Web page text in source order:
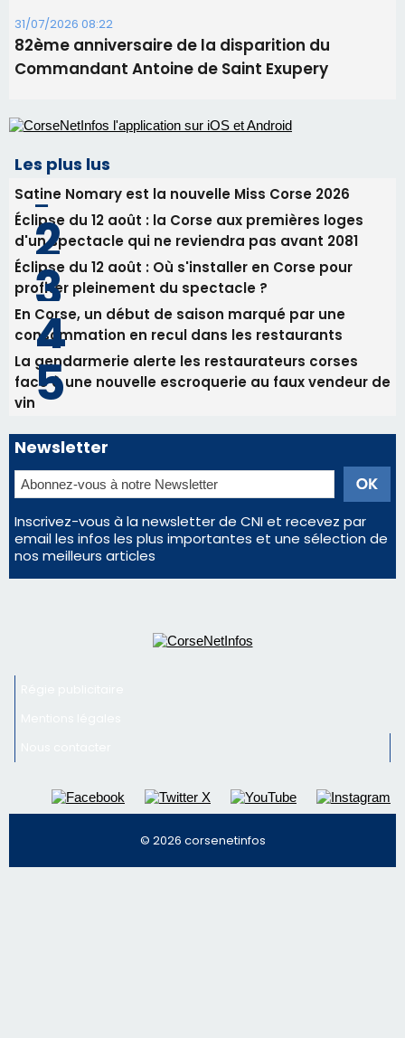
d'un spectacle qui ne reviendra pas avant 2081
Éclipse du 12 août : Où s'installer en Corse pour
profiter pleinement du spectacle ?
consommation en recul dans les restaurants
face à une nouvelle escroquerie au faux vendeur de
vin
Newsletter
Inscrivez-vous à la newsletter de CNI et recevez par
email les infos les plus importantes et une sélection de
nos meilleurs articles
Régie publicitaire
Nous contacter
© 2026 corsenetinfos